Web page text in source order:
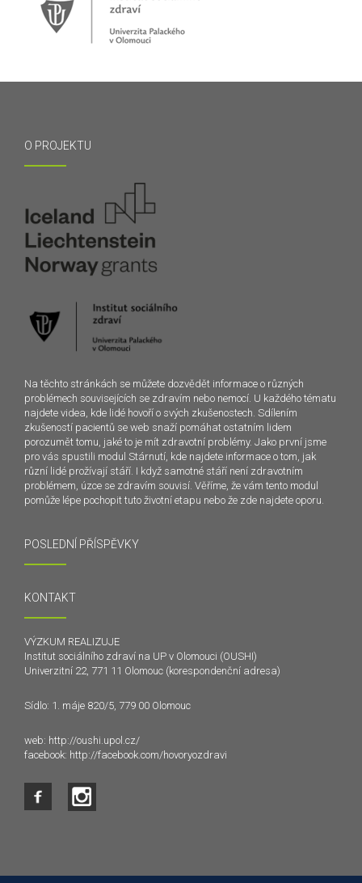
O PROJEKTU
Na těchto stránkách se můžete dozvědět informace o různých
problémech souvisejících se zdravím nebo nemocí. U každého tématu
najdete videa, kde lidé hovoří o svých zkušenostech. Sdílením
zkušeností pacientů se web snaží pomáhat ostatním lidem
porozumět tomu, jaké to je mít zdravotní problémy. Jako první jsme
pro vás spustili modul Stárnutí, kde najdete informace o tom, jak
různí lidé prožívají stáří. I když samotné stáří není zdravotním
problémem, úzce se zdravím souvisí. Věříme, že vám tento modul
pomůže lépe pochopit tuto životní etapu nebo že zde najdete oporu.
POSLEDNÍ PŘÍSPĚVKY
KONTAKT
VÝZKUM REALIZUJE
Institut sociálního zdraví na UP v Olomouci (OUSHI)
Univerzitní 22, 771 11 Olomouc (korespondenční adresa)
Sídlo: 1. máje 820/5, 779 00 Olomouc
web: http://oushi.upol.cz/
facebook: http://facebook.com/hovoryozdravi